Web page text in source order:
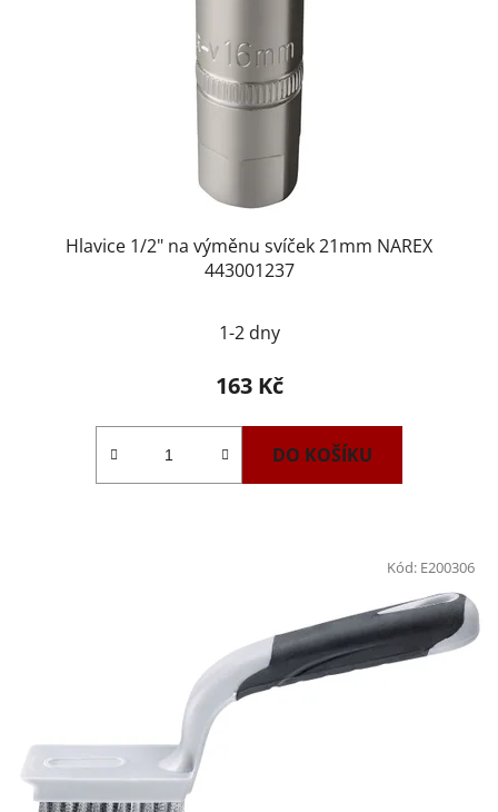
Hlavice 1/2" na výměnu svíček 21mm NAREX
443001237
1-2 dny
163 Kč
DO KOŠÍKU
Kód: E200306